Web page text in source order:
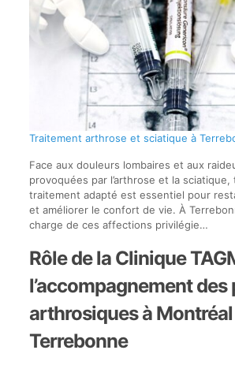
Traitement arthrose et sciatique à
Face aux douleurs lombaires et aux
provoquées par l’arthrose et la
traitement adapté est essentiel pour
et améliorer le confort de vie. À
charge de ces affections privilégie…
Rôle de la Clinique
l’accompagnement des
arthrosiques à
Terrebonne